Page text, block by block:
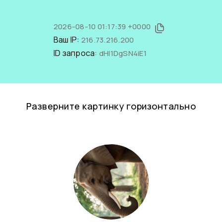
2026-08-10 01:17:39 +0000
Ваш IP: 216.73.216.200
ID запроса: dHI1DgSN4iE1
Разверните картинку горизонтально